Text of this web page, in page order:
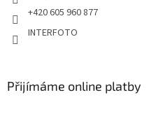
+420 605 960 877
INTERFOTO
Přijímáme online platby